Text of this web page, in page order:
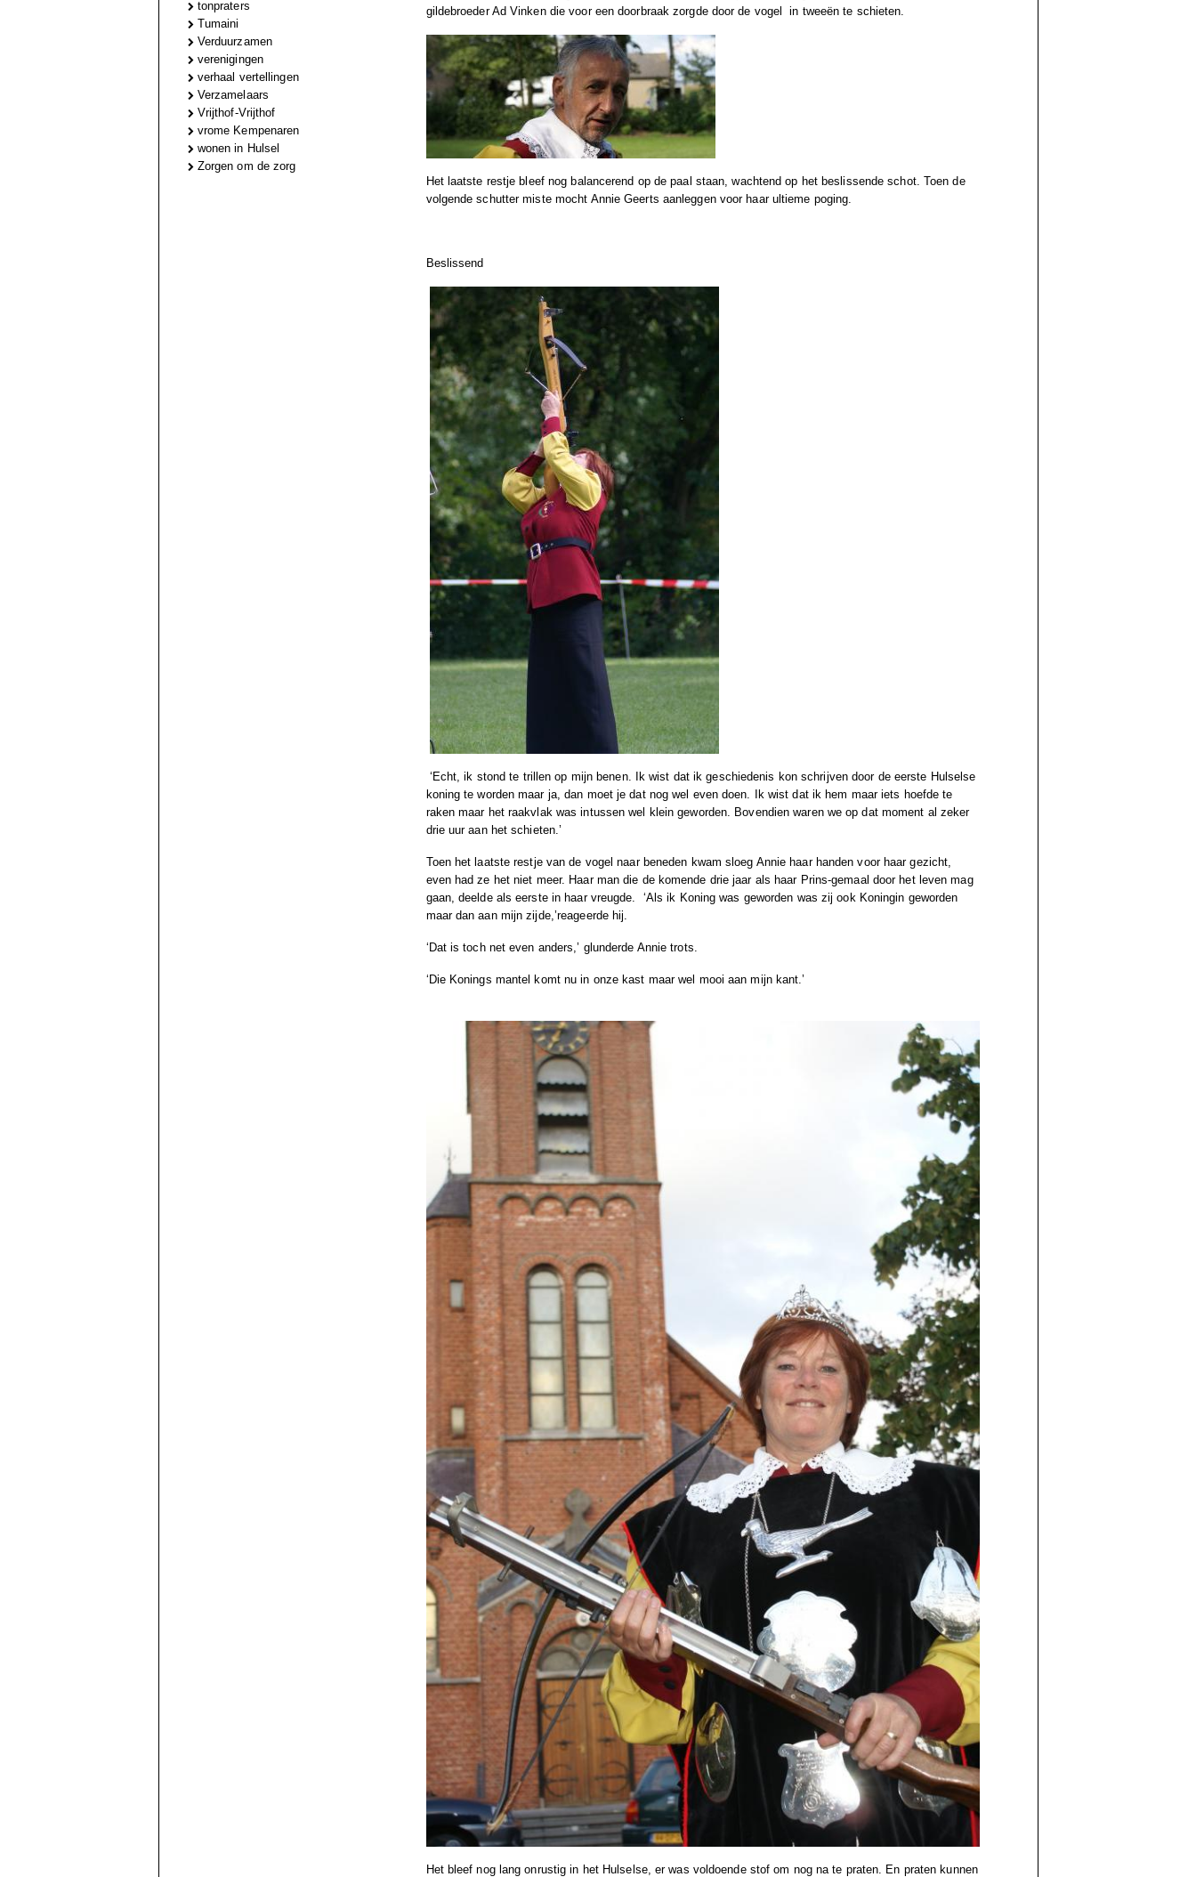
tonpraters
Tumaini
Verduurzamen
verenigingen
verhaal vertellingen
Verzamelaars
Vrijthof-Vrijthof
vrome Kempenaren
wonen in Hulsel
Zorgen om de zorg
gildebroeder Ad Vinken die voor een doorbraak zorgde door de vogel
in tweeën te schieten.
Het laatste restje bleef nog balancerend op de paal staan, wachtend op het beslissende schot. Toen de
volgende schutter miste mocht Annie Geerts aanleggen voor haar ultieme poging.
Beslissend
‘Echt, ik stond te trillen op mijn benen. Ik wist dat ik geschiedenis kon schrijven door de eerste Hulselse
koning te worden maar ja, dan moet je dat nog wel even doen. Ik wist dat ik hem maar iets hoefde te
raken maar het raakvlak was intussen wel klein geworden. Bovendien waren we op dat moment al zeker
drie uur aan het schieten.’
Toen het laatste restje van de vogel naar beneden kwam sloeg Annie haar handen voor haar gezicht,
even had ze het niet meer. Haar man die de komende drie jaar als haar Prins-gemaal door het leven mag
gaan, deelde als eerste in haar vreugde.
‘Als ik Koning was geworden was zij ook Koningin geworden
maar dan aan mijn zijde,’reageerde hij.
‘Dat is toch net even anders,’ glunderde Annie trots.
‘Die Konings mantel komt nu in onze kast maar wel mooi aan mijn kant.’
Het bleef nog lang onrustig in het Hulselse, er was voldoende stof om nog na te praten. En praten kunnen